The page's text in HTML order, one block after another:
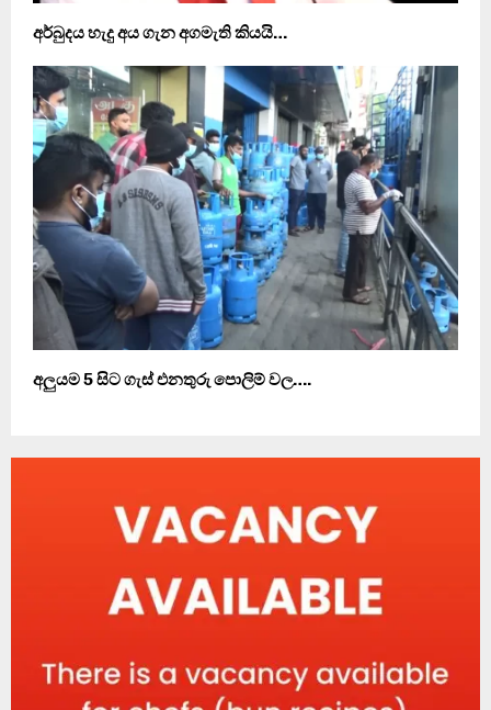
අර්බුදය හැදු අය ගැන අගමැති කියයි…
අලුයම 5 සිට ගැස් එනතුරු පොලිම් වල….